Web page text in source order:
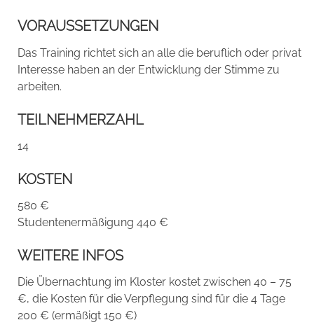
VORAUSSETZUNGEN
Das Training richtet sich an alle die beruflich oder privat
Interesse haben an der Entwicklung der Stimme zu
arbeiten.
TEILNEHMERZAHL
14
KOSTEN
580 €
Studentenermäßigung 440 €
WEITERE INFOS
Die Übernachtung im Kloster kostet zwischen 40 – 75
€, die Kosten für die Verpflegung sind für die 4 Tage
200 € (ermäßigt 150 €)